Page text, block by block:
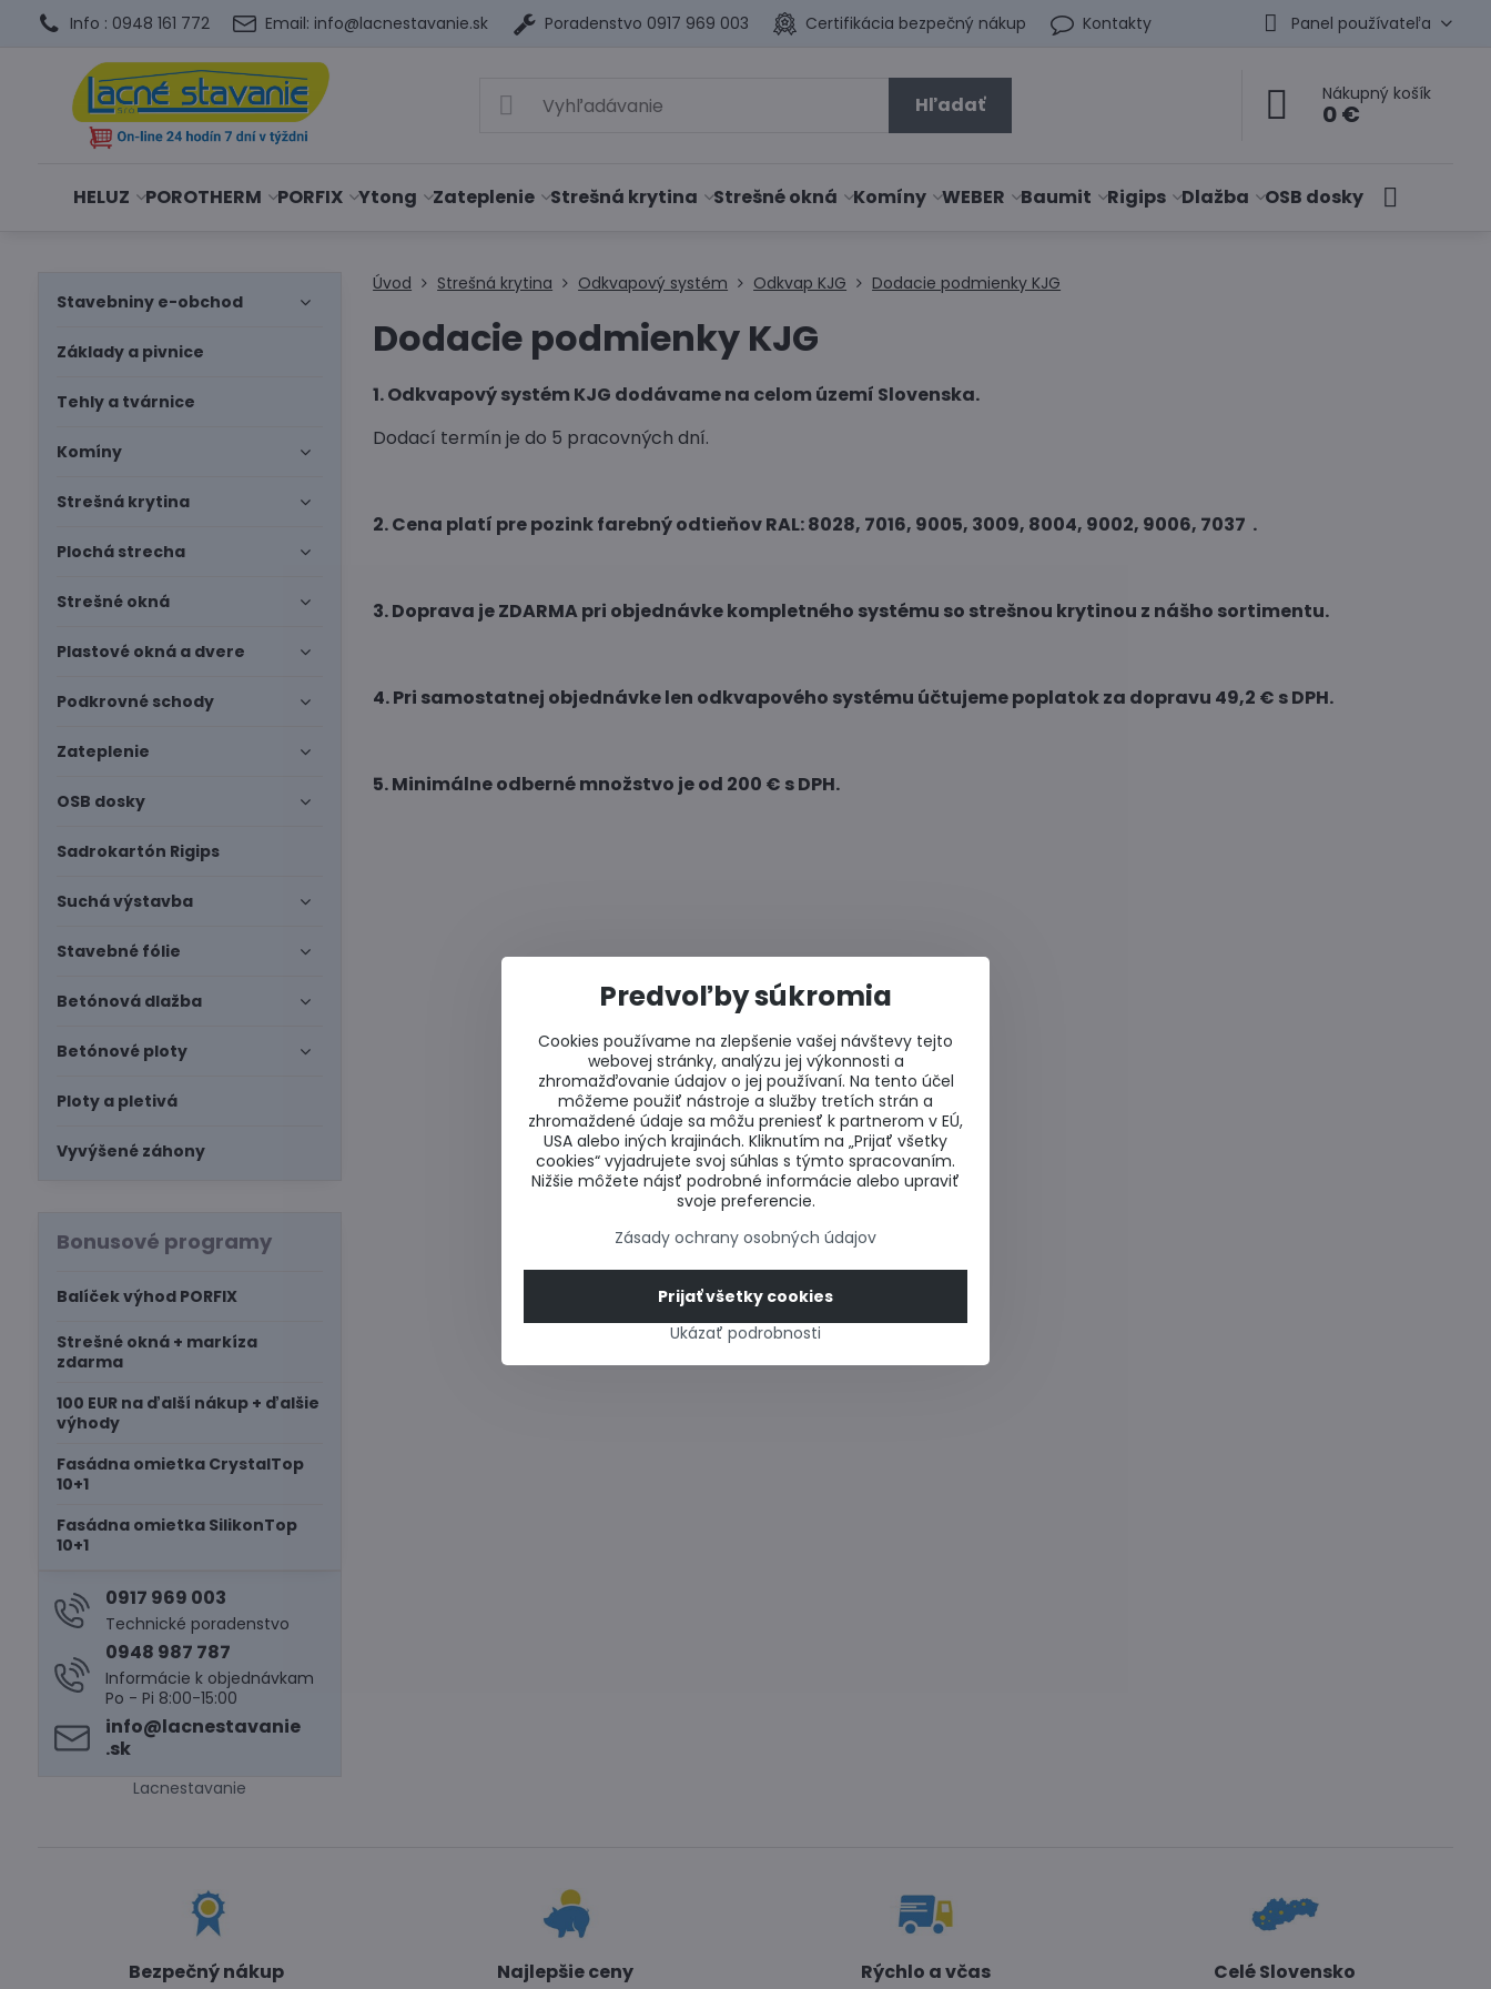
Info : 0948 161 772 Email: info@lacnestavanie.sk Poradenstvo 0917 969 003 Certifikácia bezpečný nákup Kontakty Panel používateľa
Hľadať Nákupný košík
0 €
HELUZ POROTHERM PORFIX Ytong Zateplenie Strešná krytina Strešné okná Komíny WEBER Baumit Rigips Dlažba OSB dosky
Úvod Strešná krytina Odkvapový systém Odkvap KJG Dodacie podmienky KJG
Dodacie podmienky KJG
1. Odkvapový systém KJG dodávame na celom území Slovenska.
Dodací termín je do 5 pracovných dní.
2. Cena platí pre pozink farebný odtieňov RAL: 8028, 7016, 9005, 3009, 8004, 9002, 9006, 7037 .
3. Doprava je ZDARMA pri objednávke kompletného systému so strešnou krytinou z nášho sortimentu.
4. Pri samostatnej objednávke len odkvapového systému účtujeme poplatok za dopravu 49,2 € s DPH.
5. Minimálne odberné množstvo je od 200 € s DPH.
Stavebniny e-obchod
Základy a pivnice
Tehly a tvárnice
Komíny
Strešná krytina
Plochá strecha
Strešné okná
Plastové okná a dvere
Podkrovné schody
Zateplenie
OSB dosky
Sadrokartón Rigips
Suchá výstavba
Stavebné fólie
Betónová dlažba
Betónové ploty
Ploty a pletivá
Vyvýšené záhony
Bonusové programy
Balíček výhod PORFIX
Strešné okná + markíza
zdarma
100 EUR na ďalší nákup + ďalšie
výhody
Fasádna omietka CrystalTop
10+1
Fasádna omietka SilikonTop
10+1
0917 969 003
Technické poradenstvo
0948 987 787
Informácie k objednávkam
Po - Pi 8:00-15:00
info​@lacnestavanie​
.sk
Lacnestavanie
Bezpečný nákup Najlepšie ceny Rýchlo a včas Celé Slovensko
Predvoľby súkromia
Cookies používame na zlepšenie vašej návštevy tejto
webovej stránky, analýzu jej výkonnosti a
zhromažďovanie údajov o jej používaní. Na tento účel
môžeme použiť nástroje a služby tretích strán a
zhromaždené údaje sa môžu preniesť k partnerom v EÚ,
USA alebo iných krajinách. Kliknutím na „Prijať všetky
cookies“ vyjadrujete svoj súhlas s týmto spracovaním.
Nižšie môžete nájsť podrobné informácie alebo upraviť
svoje preferencie.
Zásady ochrany osobných údajov
Ukázať podrobnosti
Prijať všetky cookies